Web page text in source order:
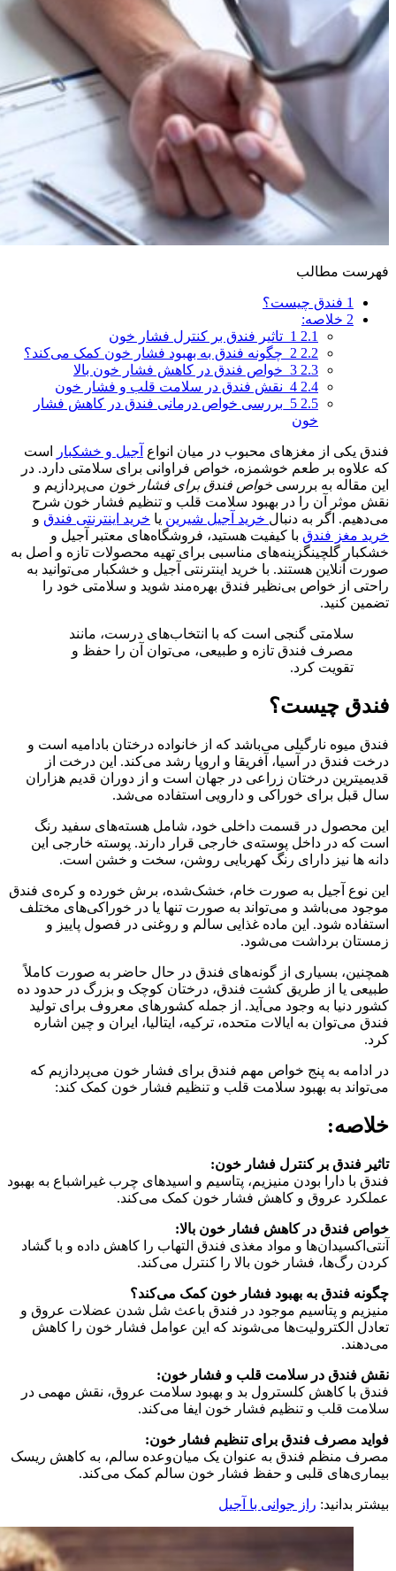
فهرست مطالب
1 فندق چیست؟
2 خلاصه:
2.1
2.2
2.3
2.4
2.5
5_بررسی خواص درمانی فندق در کاهش فشار
خون
فندق یکی از مغزهای محبوب در میان انواع آجیل و خشکبار
است
که علاوه بر طعم خوشمزه، خواص فراوانی برای سلامتی دارد. در
این مقاله به بررسی خواص فندق برای فشار خون می‌پردازیم و
نقش موثر آن را در بهبود سلامت قلب و تنظیم فشار خون شرح
می‌دهیم. اگر به دنبال خرید آجیل شیرین یا خرید اینترنتی فندق و
خرید مغز فندق با کیفیت هستید، فروشگاه‌های معتبر آجیل و
خشکبار گلچینگزینه‌های مناسبی برای تهیه محصولات تازه و اصل به
صورت آنلاین هستند. با خرید اینترنتی آجیل و خشکبار می‌توانید به
راحتی از خواص بی‌نظیر فندق بهره‌مند شوید و سلامتی خود را
تضمین کنید.
سلامتی گنجی است که با انتخاب‌های درست، مانند
مصرف فندق تازه و طبیعی، می‌توان آن را حفظ و
تقویت کرد.
فندق چیست؟
فندق میوه نارگیلی می‌باشد که از خانواده درختان بادامیه است و
درخت فندق در آسیا، آفریقا و اروپا رشد می‌کند. این درخت از
قدیمیترین درختان زراعی در جهان است و از دوران قدیم هزاران
سال قبل برای خوراکی و دارویی استفاده می‌شد.
این محصول در قسمت داخلی خود، شامل هسته‌های سفید رنگ
است که در داخل پوسته‌ی خارجی قرار دارند. پوسته خارجی این
دانه ها نیز دارای رنگ کهربایی روشن، سخت و خشن است.
این نوع آجیل به صورت خام، خشک‌شده، برش خورده و کره‌ی فندق
موجود می‌باشد و می‌تواند به صورت تنها یا در خوراکی‌های مختلف
استفاده شود. این ماده غذایی سالم و روغنی در فصول پاییز و
زمستان برداشت می‌شود.
همچنین، بسیاری از گونه‌های فندق در حال حاضر به صورت کاملاً
طبیعی یا از طریق کشت فندق، درختان کوچک و بزرگ در حدود ده
کشور دنیا به وجود می‌آید. از جمله کشورهای معروف برای تولید
فندق می‌توان به ایالات متحده، ترکیه، ایتالیا، ایران و چین اشاره
کرد.
در ادامه به پنج خواص مهم فندق برای فشار خون می‌پردازیم که
می‌تواند به بهبود سلامت قلب و تنظیم فشار خون کمک کند:
خلاصه:
تاثیر فندق بر کنترل فشار خون:
فندق با دارا بودن منیزیم، پتاسیم و اسیدهای چرب غیراشباع به بهبود
عملکرد عروق و کاهش فشار خون کمک می‌کند.
خواص فندق در کاهش فشار خون بالا:
آنتی‌اکسیدان‌ها و مواد مغذی فندق التهاب را کاهش داده و با گشاد
کردن رگ‌ها، فشار خون بالا را کنترل می‌کند.
چگونه فندق به بهبود فشار خون کمک می‌کند؟
منیزیم و پتاسیم موجود در فندق باعث شل شدن عضلات عروق و
تعادل الکترولیت‌ها می‌شوند که این عوامل فشار خون را کاهش
می‌دهند.
نقش فندق در سلامت قلب و فشار خون:
فندق با کاهش کلسترول بد و بهبود سلامت عروق، نقش مهمی در
سلامت قلب و تنظیم فشار خون ایفا می‌کند.
فواید مصرف فندق برای تنظیم فشار خون:
مصرف منظم فندق به عنوان یک میان‌وعده سالم، به کاهش ریسک
بیماری‌های قلبی و حفظ فشار خون سالم کمک می‌کند.
بیشتر بدانید: راز جوانی با آجیل